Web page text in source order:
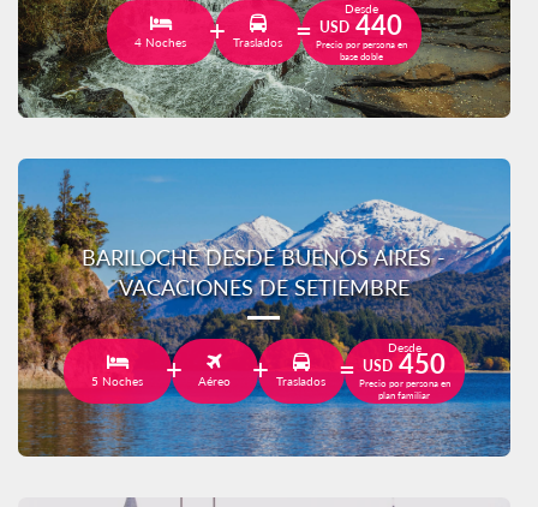
4 Noches Traslados
Desde
USD 440
Precio por persona en
base doble
BARILOCHE DESDE BUENOS AIRES -
VACACIONES DE SETIEMBRE
5 Noches Aéreo Traslados
Desde
USD 450
Precio por persona en
plan familiar